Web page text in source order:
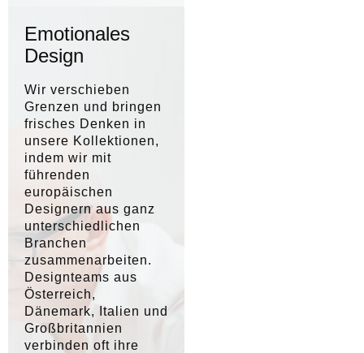
Emotionales
Design
Wir verschieben
Grenzen und bringen
frisches Denken in
unsere Kollektionen,
indem wir mit
führenden
europäischen
Designern aus ganz
unterschiedlichen
Branchen
zusammenarbeiten.
Designteams aus
Österreich,
Dänemark, Italien und
Großbritannien
verbinden oft ihre